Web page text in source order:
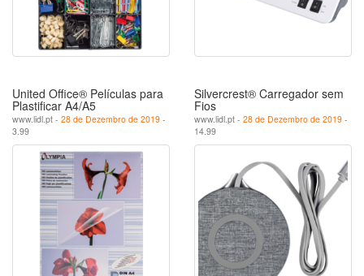
United Office® Películas para
Plastificar A4/A5
www.lidl.pt - 28 de Dezembro de 2019 -
3.99
Silvercrest® Carregador sem
Fios
www.lidl.pt - 28 de Dezembro de 2019 -
14.99